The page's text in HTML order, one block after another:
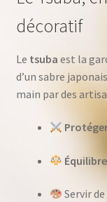
décoratif
Le tsuba est la
d’un sabre
main par des
Servir de